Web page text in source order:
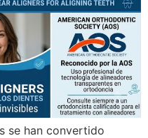
se han convertido